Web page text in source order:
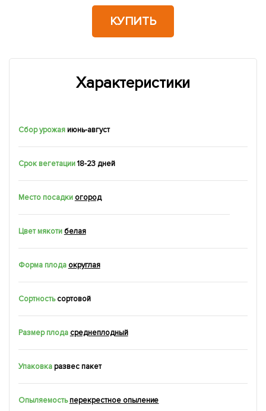
КУПИТЬ
Характеристики
Сбор урожаяиюнь-август
Срок вегетации 18-23 дней
Место посадки огород
Цвет мякоти белая
Форма плода округлая
Сортность сортовой
Размер плода среднеплодный
Упаковкаразвес пакет
Опыляемостьперекрестное опыление